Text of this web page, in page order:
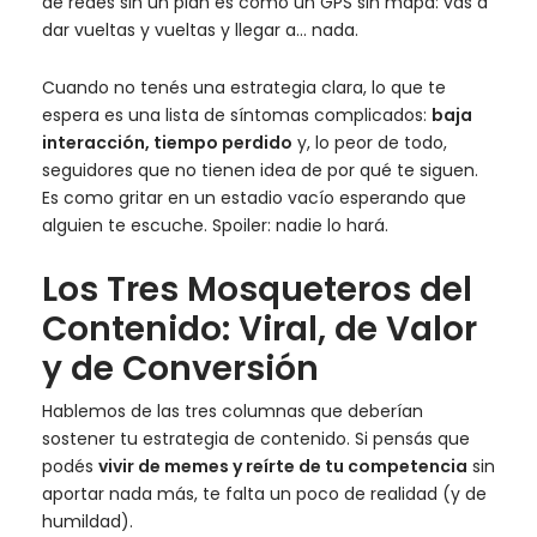
dar vueltas y vueltas y llegar a… nada.
Cuando no tenés una estrategia clara, lo que te
espera es una lista de síntomas complicados: baja
interacción, tiempo perdido y, lo peor de todo,
seguidores que no tienen idea de por qué te siguen.
Es como gritar en un estadio vacío esperando que
alguien te escuche. Spoiler: nadie lo hará.
Los Tres Mosqueteros del
Contenido: Viral, de Valor
y de Conversión
Hablemos de las tres columnas que deberían
sostener tu estrategia de contenido. Si pensás que
podés vivir de memes y reírte de tu competencia sin
aportar nada más, te falta un poco de realidad (y de
humildad).